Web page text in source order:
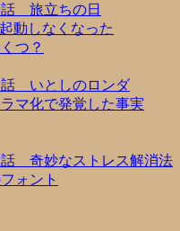
話 旅立ちの日
動しなくなった
つ？
話 いとしのロンダ
マ化で発覚した事実
話 奇妙なストレス解消法
ォント